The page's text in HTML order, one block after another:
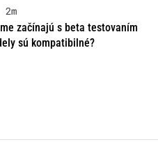
2m
začínajú s beta testovaním
sú kompatibilné?